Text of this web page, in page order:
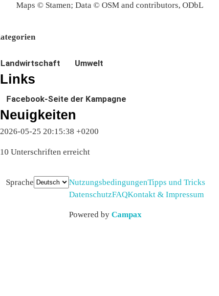
Maps © Stamen; Data © OSM and contributors, ODbL
Landwirtschaft Umwelt
Links
Facebook-Seite der Kampagne
Neuigkeiten
2026-05-25 20:15:38 +0200
10 Unterschriften erreicht
Sprache NutzungsbedingungenTipps und Tricks
DatenschutzFAQKontakt & Impressum
Powered by Campax